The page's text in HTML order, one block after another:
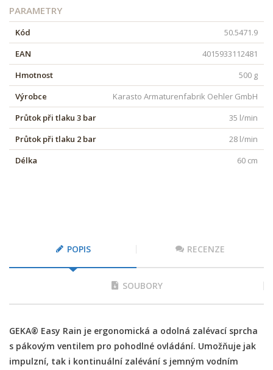
PARAMETRY
Kód
50.5471.9
EAN
4015933112481
Hmotnost
500 g
Výrobce
Karasto Armaturenfabrik Oehler GmbH
Průtok při tlaku 3 bar
35 l/min
Průtok při tlaku 2 bar
28 l/min
Délka
60 cm
POPIS RECENZE
SOUBORY
GEKA® Easy Rain je ergonomická a odolná zalévací sprcha
s pákovým ventilem pro pohodlné ovládání. Umožňuje jak
impulzní, tak i kontinuální zalévání s jemným vodním